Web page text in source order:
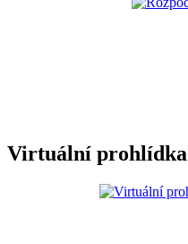
Virtuální prohlídka